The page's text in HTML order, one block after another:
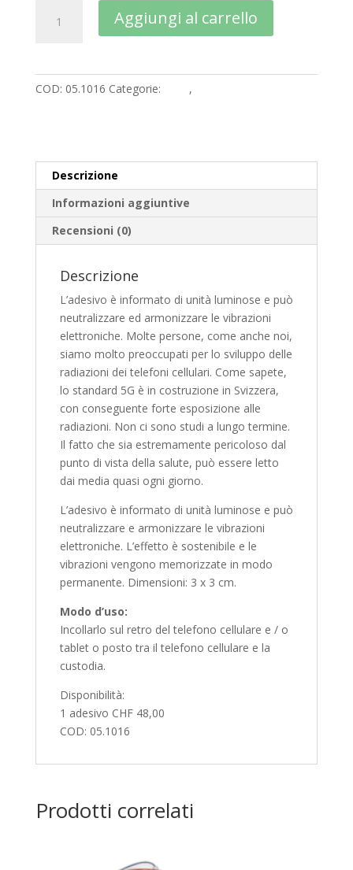
energizzato
Aggiungi al carrello
e
COD: 05.1016 Categorie: ,
Descrizione
Informazioni aggiuntive
Recensioni (0)
Descrizione
L’adesivo è informato di unità luminose e può
neutralizzare ed armonizzare le vibrazioni
elettroniche. Molte persone, come anche noi,
siamo molto preoccupati per lo sviluppo delle
radiazioni dei telefoni cellulari. Come sapete,
lo standard 5G è in costruzione in Svizzera,
con conseguente forte esposizione alle
radiazioni. Non ci sono studi a lungo termine.
Il fatto che sia estremamente pericoloso dal
punto di vista della salute, può essere letto
dai media quasi ogni giorno.
L’adesivo è informato di unità luminose e può
neutralizzare e armonizzare le vibrazioni
elettroniche. L’effetto è sostenibile e le
vibrazioni vengono memorizzate in modo
permanente. Dimensioni: 3 x 3 cm.
Modo d’uso:
Incollarlo sul retro del telefono cellulare e / o
tablet o posto tra il telefono cellulare e la
custodia.
Disponibilità:
1 adesivo CHF 48,00
COD: 05.1016
Prodotti correlati